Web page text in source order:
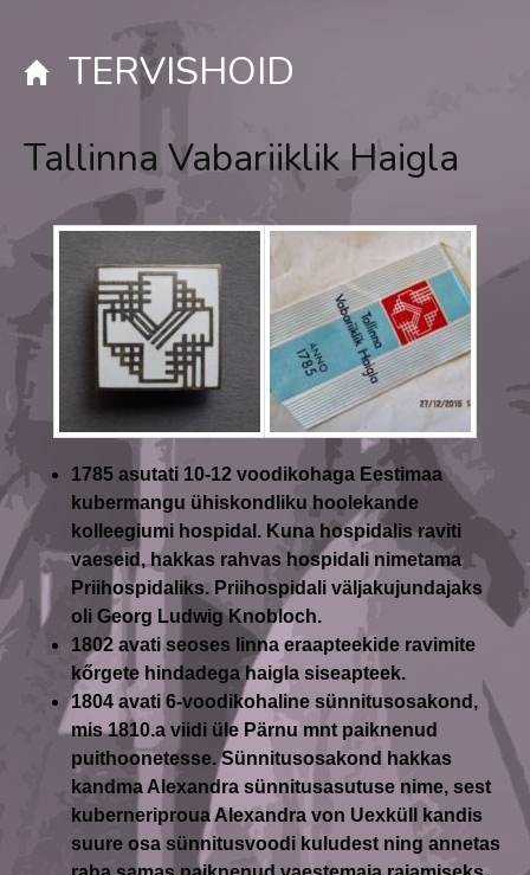
TERVISHOID
Tallinna Vabariiklik Haigla
1785 asutati 10-12 voodikohaga Eestimaa
kubermangu ühiskondliku hoolekande
kolleegiumi hospidal. Kuna hospidalis raviti
vaeseid, hakkas rahvas hospidali nimetama
Priihospidaliks. Priihospidali väljakujundajaks
oli Georg Ludwig Knobloch.
1802 avati seoses linna eraapteekide ravimite
kőrgete hindadega haigla siseapteek.
1804 avati 6-voodikohaline sünnitusosakond,
mis 1810.a viidi üle Pärnu mnt paiknenud
puithoonetesse. Sünnitusosakond hakkas
kandma Alexandra sünnitusasutuse nime, sest
kuberneriproua Alexandra von Uexküll kandis
suure osa sünnitusvoodi kuludest ning annetas